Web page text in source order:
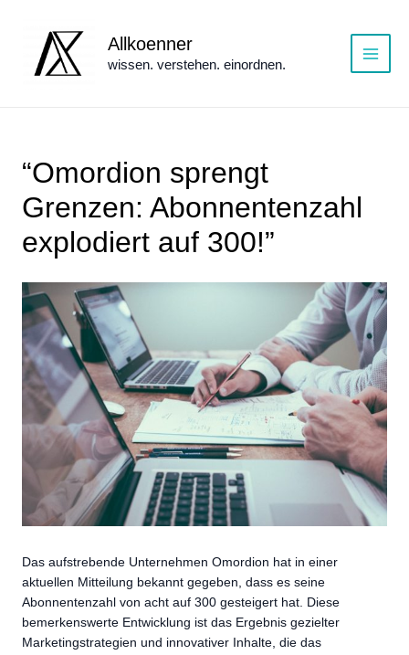
springen
Allkoenner
wissen. verstehen. einordnen.
Main
“Omordion sprengt
Grenzen: Abonnentenzahl
explodiert auf 300!”
Das aufstrebende Unternehmen Omordion hat in einer
aktuellen Mitteilung bekannt gegeben, dass es seine
Abonnentenzahl von acht auf 300 gesteigert hat. Diese
bemerkenswerte Entwicklung ist das Ergebnis gezielter
Marketingstrategien und innovativer Inhalte, die das